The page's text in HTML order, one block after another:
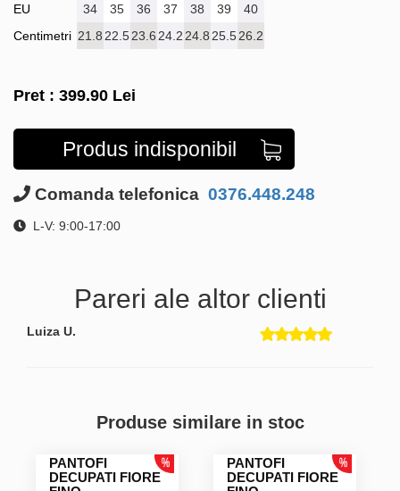
EU
Centimetri
34 35 36 37 38 39
40
21.8 22.523.6 24.2 24.8 25.526.2
Pret : 399.90 Lei
Produs indisponibil
Comanda telefonica 0376.448.248
L-V: 9:00-17:00
Pareri ale altor clienti
Luiza U.
Produse similare in stoc
PANTOFI
DECUPATI FIORE
PANTOFI
DECUPATI FIORE